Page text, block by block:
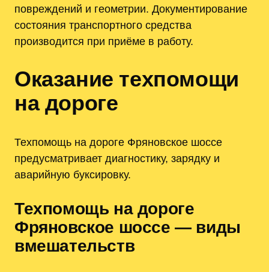
повреждений и геометрии. Документирование
состояния транспортного средства
производится при приёме в работу.
Оказание техпомощи
на дороге
Техпомощь на дороге Фряновское шоссе
предусматривает диагностику, зарядку и
аварийную буксировку.
Техпомощь на дороге
Фряновское шоссе — виды
вмешательств